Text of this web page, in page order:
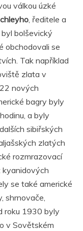
válkou úzké
, ředitele a
bolševický
obchodovali se
Tak například
zlata v
nových
bagry byly
a byly
sibiřských
zlatých
rozmrazovací
kyanidových
se také americké
shrnovače,
roku 1930 byly
v Sovětském